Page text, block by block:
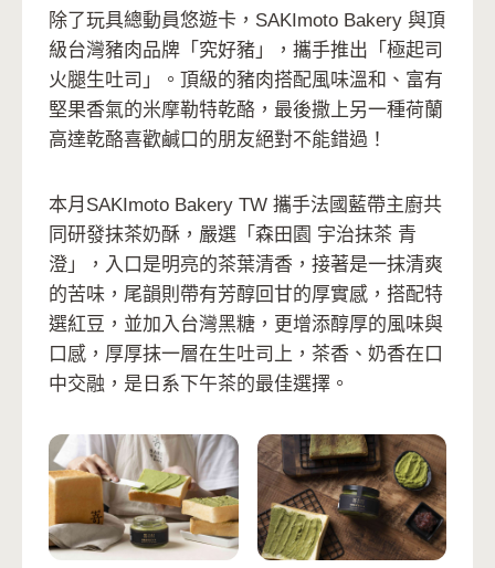
除了玩具總動員悠遊卡，SAKImoto Bakery 與頂
級台灣豬肉品牌「究好豬」，攜手推出「極起司
火腿生吐司」。頂級的豬肉搭配風味溫和、富有
堅果香氣的米摩勒特乾酪，最後撒上另一種荷蘭
高達乾酪喜歡鹹口的朋友絕對不能錯過！ ​
本月SAKImoto Bakery TW 攜手法國藍帶主廚共
同研發抹茶奶酥，嚴選「森田園 宇治抹茶 青
澄」，入口是明亮的茶葉清香，接著是一抹清爽
的苦味，尾韻則帶有芳醇回甘的厚實感，搭配特
選紅豆，並加入台灣黑糖，更增添醇厚的風味與
口感，厚厚抹一層在生吐司上，茶香、奶香在口
中交融，是日系下午茶的最佳選擇。